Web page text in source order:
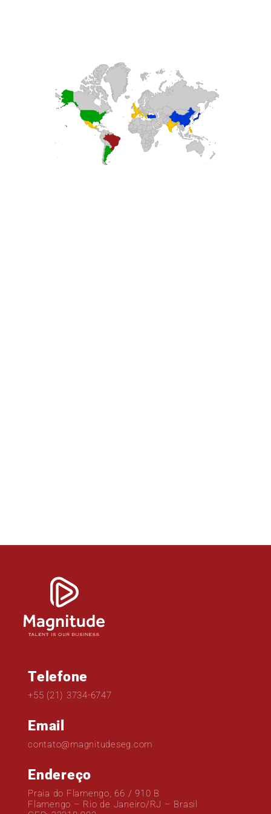
Telefone
+55 (21) 3734-6747
Email
contato@magnitudeseg.com
Endereço
Praia do Flamengo, 66 / 910 B
Flamengo – Rio de Janeiro/RJ – Brasil